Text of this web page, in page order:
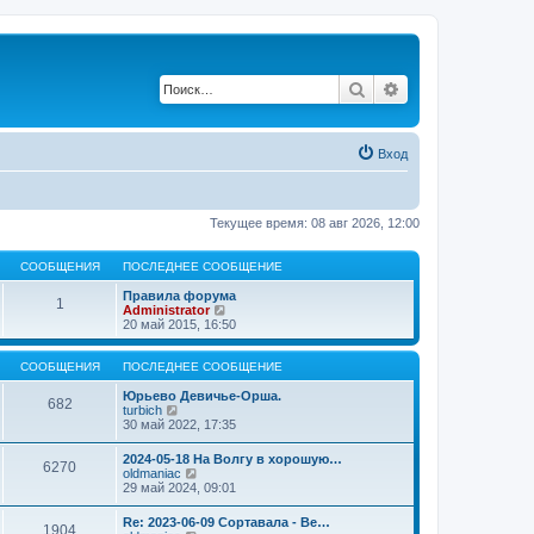
Поиск
Вход
Текущее время: 08 авг 2026, 12:00
СООБЩЕНИЯ ПОСЛЕДНЕЕ СООБЩЕНИЕ
1
Правила форума
Administrator
е
р
е
й
т
и
п
л
е
д
н
е
20 май 2015, 16:50
СООБЩЕНИЯ ПОСЛЕДНЕЕ СООБЩЕНИЕ
682
Юрьево Девичье-Орша.
turbich
е
е
й
т
и
к
п
30 май 2022, 17:35
6270
2024-05-18 На Волгу в хорошую…
oldmaniac
е
е
й
29 май 2024, 09:01
1904
Re: 2023-06-09 Сортавала - Ве…